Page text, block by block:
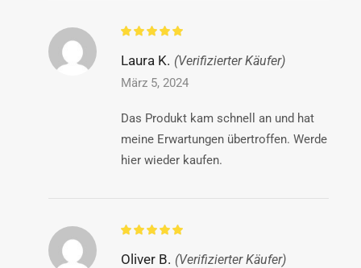
Laura K. (Verifizierter Käufer)
März 5, 2024
Das Produkt kam schnell an und hat
meine Erwartungen übertroffen. Werde
hier wieder kaufen.
Oliver B. (Verifizierter Käufer)